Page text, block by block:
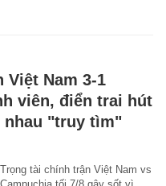
Nam 3-1
viên, điển trai hút
nhau "truy tìm"
Trọng tài chính trận Việt Nam vs